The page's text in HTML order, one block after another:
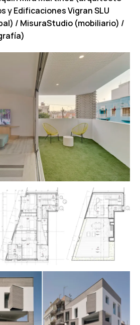
y Edificaciones Vigran SLU
/ MisuraStudio (mobiliario) /